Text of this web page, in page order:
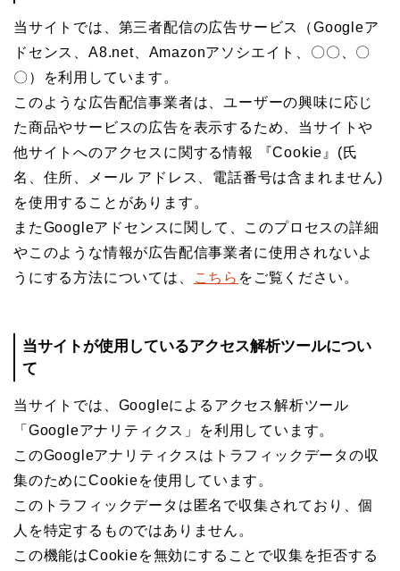
当サイトでは、第三者配信の広告サービス（Googleア
ドセンス、A8.net、Amazonアソシエイト、〇〇、〇
〇）を利用しています。
このような広告配信事業者は、ユーザーの興味に応じ
た商品やサービスの広告を表示するため、当サイトや
他サイトへのアクセスに関する情報 『Cookie』(氏
名、住所、メール アドレス、電話番号は含まれません)
を使用することがあります。
またGoogleアドセンスに関して、このプロセスの詳細
やこのような情報が広告配信事業者に使用されないよ
うにする方法については、
こちら をご覧ください。
当サイトが使用しているアクセス解析ツールについ
て
当サイトでは、Googleによるアクセス解析ツール
「Googleアナリティクス」を利用しています。
このGoogleアナリティクスはトラフィックデータの収
集のためにCookieを使用しています。
このトラフィックデータは匿名で収集されており、個
人を特定するものではありません。
この機能はCookieを無効にすることで収集を拒否する